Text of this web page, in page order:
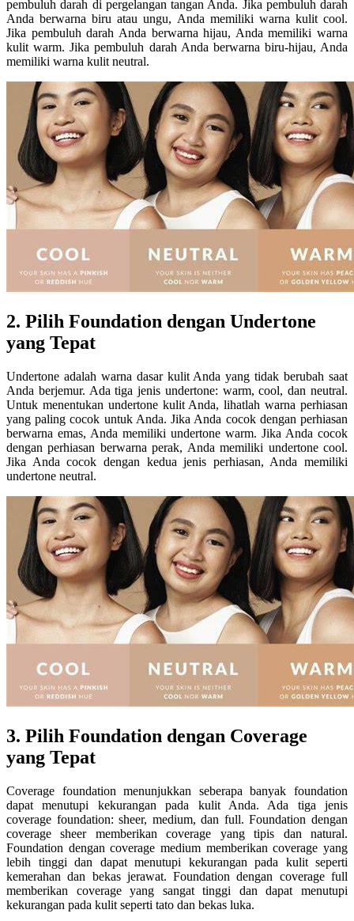
pembuluh darah di pergelangan tangan Anda. Jika pembuluh darah
Anda berwarna biru atau ungu, Anda memiliki warna kulit cool.
Jika pembuluh darah Anda berwarna hijau, Anda memiliki warna
kulit warm. Jika pembuluh darah Anda berwarna biru-hijau, Anda
memiliki warna kulit neutral.
2. Pilih Foundation dengan Undertone
yang Tepat
Undertone adalah warna dasar kulit Anda yang tidak berubah saat
Anda berjemur. Ada tiga jenis undertone: warm, cool, dan neutral.
Untuk menentukan undertone kulit Anda, lihatlah warna perhiasan
yang paling cocok untuk Anda. Jika Anda cocok dengan perhiasan
berwarna emas, Anda memiliki undertone warm. Jika Anda cocok
dengan perhiasan berwarna perak, Anda memiliki undertone cool.
Jika Anda cocok dengan kedua jenis perhiasan, Anda memiliki
undertone neutral.
3. Pilih Foundation dengan Coverage
yang Tepat
Coverage foundation menunjukkan seberapa banyak foundation
dapat menutupi kekurangan pada kulit Anda. Ada tiga jenis
coverage foundation: sheer, medium, dan full. Foundation dengan
coverage sheer memberikan coverage yang tipis dan natural.
Foundation dengan coverage medium memberikan coverage yang
lebih tinggi dan dapat menutupi kekurangan pada kulit seperti
kemerahan dan bekas jerawat. Foundation dengan coverage full
memberikan coverage yang sangat tinggi dan dapat menutupi
kekurangan pada kulit seperti tato dan bekas luka.